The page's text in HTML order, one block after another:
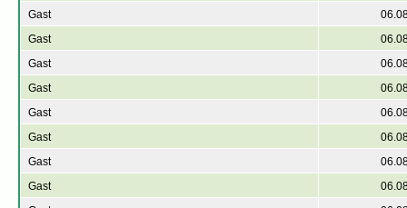
Gast
Gast
Gast
Gast
Gast
Gast
Gast
Gast